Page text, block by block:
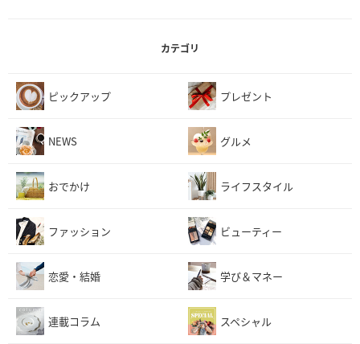
カテゴリ
ピックアップ プレゼント
NEWS グルメ
おでかけ ライフスタイル
ファッション ビューティー
恋愛・結婚 学び＆マネー
連載コラム スペシャル